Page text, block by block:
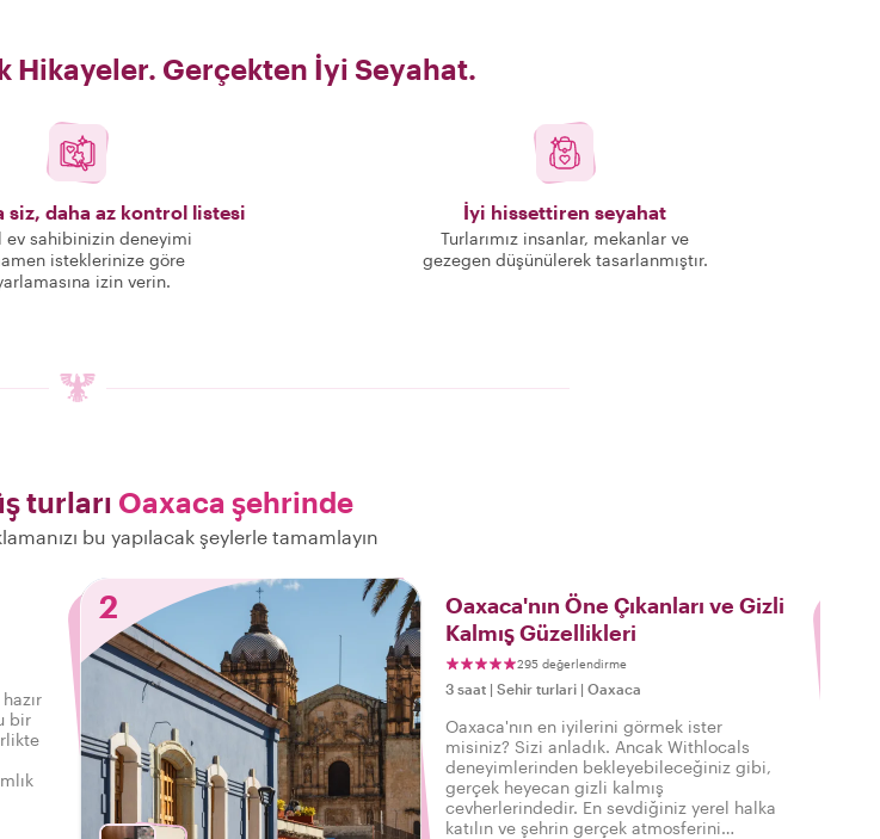
Hikayeler. Gerçekten İyi Seyahat.
siz, daha az kontrol listesi
ev sahibinizin deneyimi
isteklerinize göre
izin verin.
İyi hissettiren seyahat
Turlarımız insanlar, mekanlar ve
gezegen düşünülerek tasarlanmıştır.
turları Oaxaca şehrinde
bu yapılacak şeylerle tamamlayın
bir
2
Oaxaca'nın Öne Çıkanları ve Gizli
Kalmış Güzellikleri
295 değerlendirme
3 saat | Sehir turlari | Oaxaca
Oaxaca'nın en iyilerini görmek ister
misiniz? Sizi anladık. Ancak Withlocals
deneyimlerinden bekleyebileceğiniz gibi,
gerçek heyecan gizli kalmış
cevherlerindedir. En sevdiğiniz yerel halka
katılın ve şehrin gerçek atmosferini